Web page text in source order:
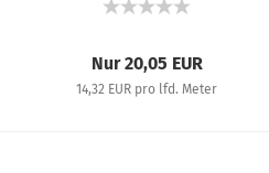
Nur 20,05 EUR
14,32 EUR pro lfd. Meter